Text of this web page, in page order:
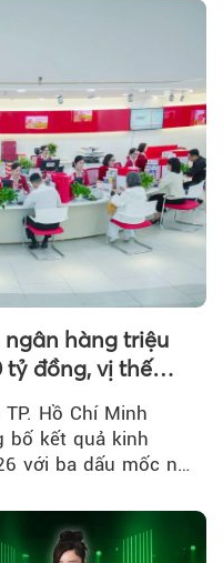
hàng triệu
tỷ đồng, vị thế
tế
Hồ Chí Minh
bố kết quả kinh
với ba dấu mốc nổi